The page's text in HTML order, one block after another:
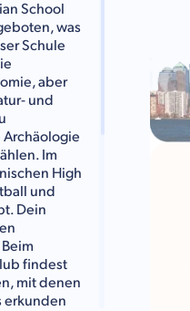
School
was
Schule
aber
und
Im
High
und
Dein
findest
mit denen
erkunden